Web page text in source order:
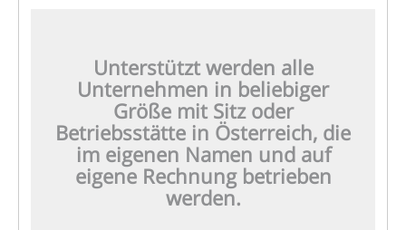
Unterstützt werden alle
Unternehmen in beliebiger
Größe mit Sitz oder
Betriebsstätte in Österreich, die
im eigenen Namen und auf
eigene Rechnung betrieben
werden.